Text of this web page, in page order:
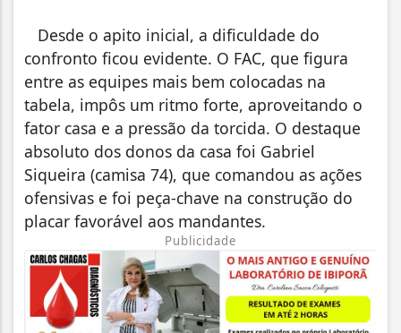
Desde o apito inicial, a dificuldade do
confronto ficou evidente. O FAC, que figura
entre as equipes mais bem colocadas na
tabela, impôs um ritmo forte, aproveitando o
fator casa e a pressão da torcida. O destaque
absoluto dos donos da casa foi Gabriel
Siqueira (camisa 74), que comandou as ações
ofensivas e foi peça-chave na construção do
placar favorável aos mandantes.
Publicidade